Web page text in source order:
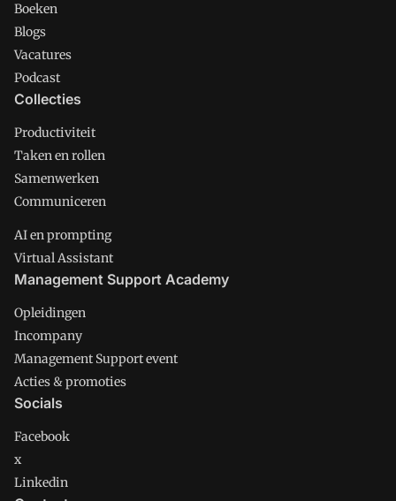
Boeken
Blogs
Vacatures
Podcast
Collecties
Productiviteit
Taken en rollen
Samenwerken
Communiceren
AI en prompting
Virtual Assistant
Management Support Academy
Opleidingen
Incompany
Management Support event
Acties & promoties
Socials
Facebook
x
Linkedin